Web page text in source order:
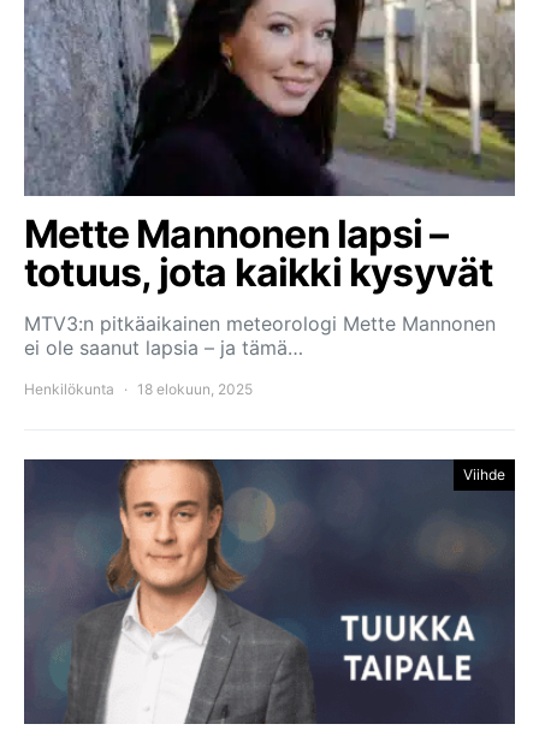
Mette Mannonen lapsi –
totuus, jota kaikki kysyvät
MTV3:n pitkäaikainen meteorologi Mette Mannonen
ei ole saanut lapsia – ja tämä…
Henkilökunta 18 elokuun, 2025
Viihde